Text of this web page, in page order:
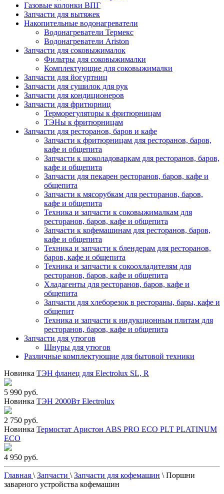
Газовые колонки ВПГ
Запчасти для вытяжек
Накопительные водонагреватели
Водонагреватели Термекс
Водонагреватели Ariston
Запчасти для соковыжималок
Фильтры для соковыжималки
Комплектующие для соковыжималки
Запчасти для йогуртниц
Запчасти для сушилок для рук
Запчасти для кондиционеров
Запчасти для фритюрниц
Терморегуляторы к фритюрницам
ТЭНы к фритюрницам
Запчасти для ресторанов, баров и кафе
Запчасти к фритюрницам для ресторанов, баров,
кафе и общепита
Запчасти к шоколадоваркам для ресторанов, баров,
кафе и общепита
Запчасти для пекарен ресторанов, баров, кафе и
общепита
Запчасти к мясорубкам для ресторанов, баров,
кафе и общепита
Техника и запчасти к соковыжималкам для
ресторанов, баров, кафе и общепита
Запчасти к кофемашинам для ресторанов, баров,
кафе и общепита
Техника и запчасти к блендерам для ресторанов,
баров, кафе и общепита
Техника и запчасти к сокоохладителям для
ресторанов, баров, кафе и общепита
Хладагенты для ресторанов, баров, кафе и
общепита
Запчасти для хлеборезок в рестораны, бары, кафе и
общепит
Техника и запчасти к индукционным плитам для
ресторанов, баров, кафе и общепита
Запчасти для утюгов
Шнуры для утюгов
Различные комплектующие для бытовой техники
Новинка ТЭН фланец для Electrolux SL, R
5 990 руб.
Новинка ТЭН 2000Вт Electrolux
2 750 руб.
Новинка Термостат Аристон ABS PRO ECO PLT PLATINUM
ECO
4 950 руб.
Главная \ Запчасти \ Запчасти для кофемашин \ Поршни
заварного устройства кофемашин